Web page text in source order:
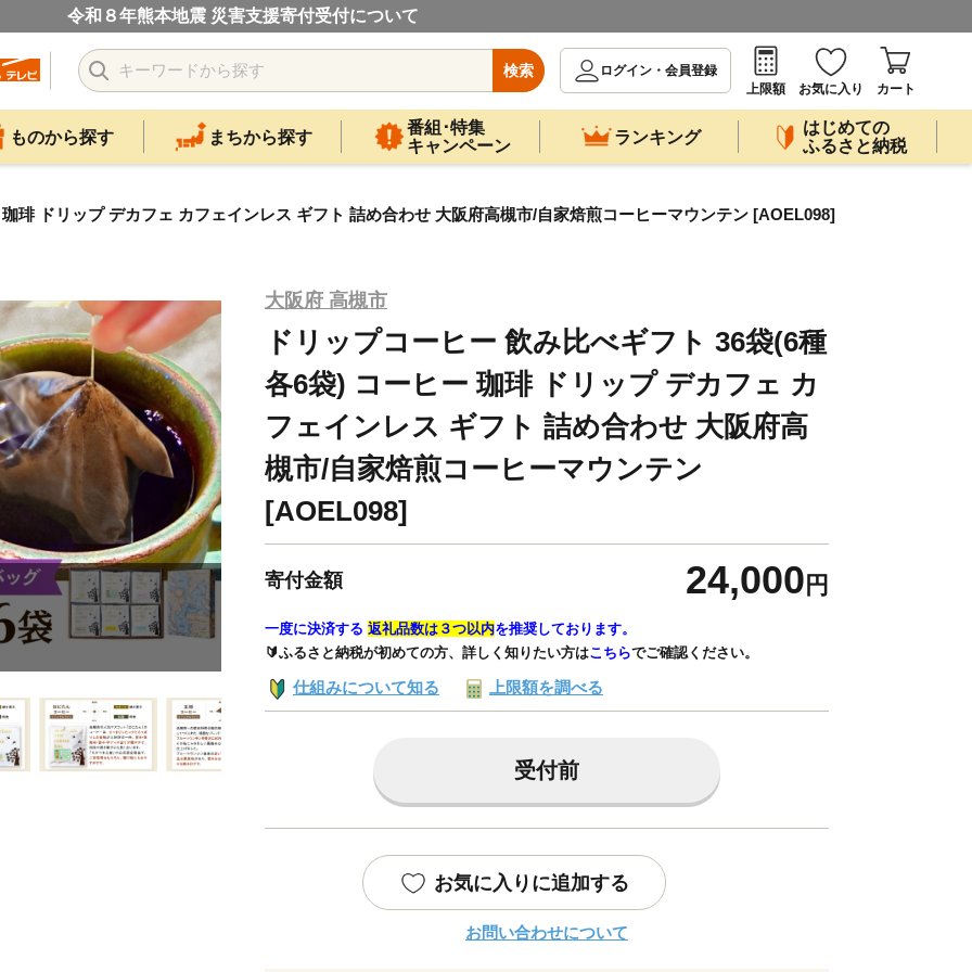
令和８年熊本地震 災害支援寄付受付について
検索
ログイン・会員登録
上限額
お気に入り カート
ものから探す まちから探す
番組･特集
キャンペーン
ランキング
はじめての
ふるさと納税
琲 ドリップ デカフェ カフェインレス ギフト 詰め合わせ 大阪府高槻市/自家焙煎コーヒーマウンテン [AOEL098]
大阪府 高槻市
ドリップコーヒー 飲み比べギフト 36袋(6種
各6袋) コーヒー 珈琲 ドリップ デカフェ カ
フェインレス ギフト 詰め合わせ 大阪府高
槻市/自家焙煎コーヒーマウンテン
[AOEL098]
寄付金額 24,000 円
一度に決済する 返礼品数は３つ以内を推奨しております。
🔰ふるさと納税が初めての方、詳しく知りたい方はこちらでご確認ください。
仕組みについて知る 上限額を調べる
受付前
お気に入りに追加する
お問い合わせについて